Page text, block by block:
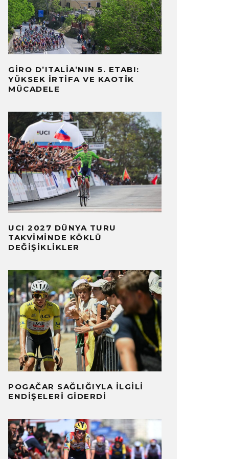
SONUÇLAR · 8 AĞUSTOS 2026
·
OKU
GIRO D’ITALIA’NIN 5. ETABI:
YÜKSEK İRTIFA VE KAOTIK
MÜCADELE
UCI 2027 DÜNYA TURU
TAKVIMINDE KÖKLÜ
DEĞIŞIKLIKLER
POGAČAR SAĞLIĞIYLA İLGILI
ENDIŞELERI GIDERDI